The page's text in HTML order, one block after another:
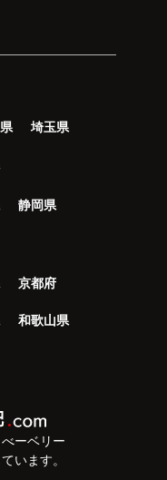
埼玉県
静岡県
京都府
和歌山県
ーベリー
います。